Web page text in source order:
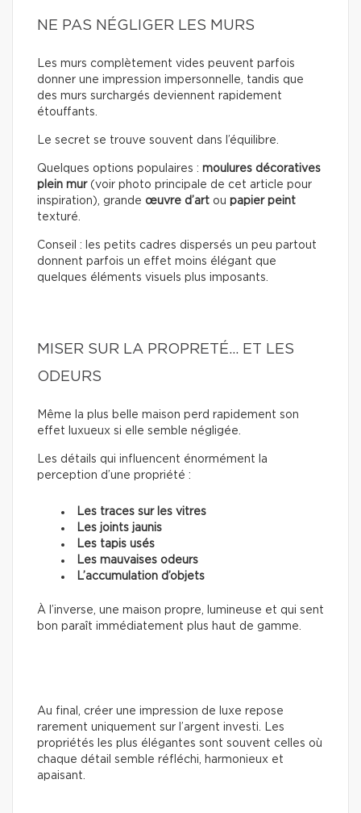
NE PAS NÉGLIGER LES MURS
Les murs complètement vides peuvent parfois
donner une impression impersonnelle, tandis que
des murs surchargés deviennent rapidement
étouffants.
Le secret se trouve souvent dans l’équilibre.
Quelques options populaires : moulures décoratives
plein mur (voir photo principale de cet article pour
inspiration), grande œuvre d’art ou papier peint
texturé.
Conseil : les petits cadres dispersés un peu partout
donnent parfois un effet moins élégant que
quelques éléments visuels plus imposants.
MISER SUR LA PROPRETÉ… ET LES
ODEURS
Même la plus belle maison perd rapidement son
effet luxueux si elle semble négligée.
Les détails qui influencent énormément la
perception d’une propriété :
Les traces sur les vitres
Les joints jaunis
Les tapis usés
Les mauvaises odeurs
L’accumulation d’objets
À l’inverse, une maison propre, lumineuse et qui sent
bon paraît immédiatement plus haut de gamme.
Au final, créer une impression de luxe repose
rarement uniquement sur l’argent investi. Les
propriétés les plus élégantes sont souvent celles où
chaque détail semble réfléchi, harmonieux et
apaisant.